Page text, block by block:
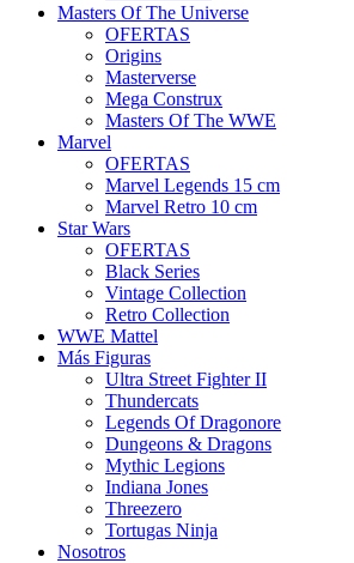
Masters Of The Universe
OFERTAS
Origins
Masterverse
Mega Construx
Masters Of The WWE
Marvel
OFERTAS
Marvel Legends 15 cm
Marvel Retro 10 cm
Star Wars
OFERTAS
Black Series
Vintage Collection
Retro Collection
WWE Mattel
Más Figuras
Ultra Street Fighter II
Thundercats
Legends Of Dragonore
Dungeons & Dragons
Mythic Legions
Indiana Jones
Threezero
Tortugas Ninja
Nosotros